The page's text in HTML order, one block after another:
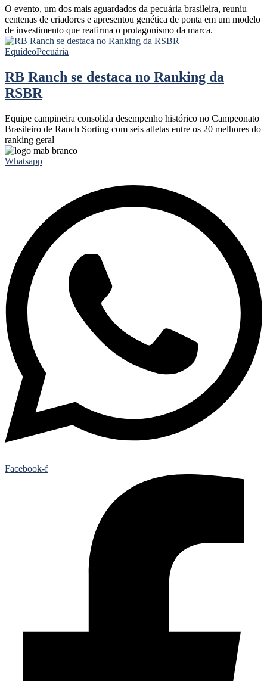
O evento, um dos mais aguardados da pecuária brasileira, reuniu
centenas de criadores e apresentou genética de ponta em um modelo
de investimento que reafirma o protagonismo da marca.
EquídeoPecuária
RB Ranch se destaca no Ranking da
RSBR
Equipe campineira consolida desempenho histórico no Campeonato
Brasileiro de Ranch Sorting com seis atletas entre os 20 melhores do
ranking geral
Whatsapp
Facebook-f